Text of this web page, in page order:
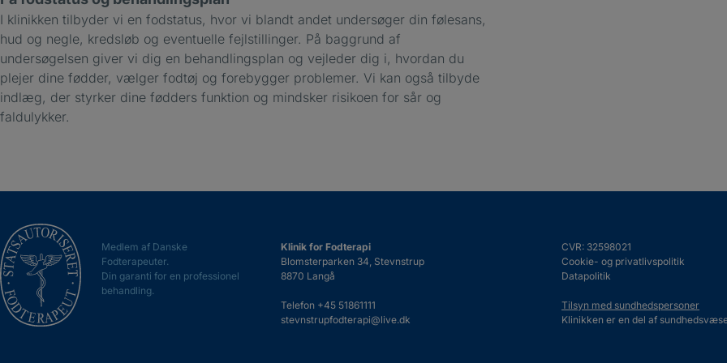
I klinikken tilbyder vi en fodstatus, hvor vi blandt andet undersøger din følesans,
hud og negle, kredsløb og eventuelle fejlstillinger. På baggrund af
undersøgelsen giver vi dig en behandlingsplan og vejleder dig i, hvordan du
plejer dine fødder, vælger fodtøj og forebygger problemer. Vi kan også tilbyde
indlæg, der styrker dine fødders funktion og mindsker risikoen for sår og
faldulykker.
Medlem af Danske
Fodterapeuter.
Din garanti for en professionel
behandling.
Klinik for Fodterapi
Blomsterparken 34, Stevnstrup
8870 Langå
Telefon +45 51861111
stevnstrupfodterapi@live.dk
CVR: 32598021
Cookie- og privatlivspolitik
Datapolitik
Tilsyn med sundhedspersoner
Klinikken er en del af